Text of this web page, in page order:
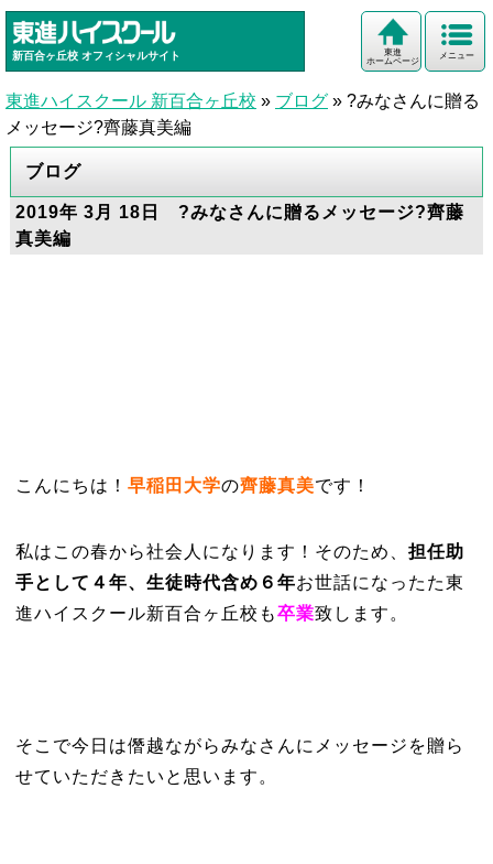
新百合ヶ丘校 オフィシャルサイト メニュー
東進
ホームページ
東進ハイスクール 新百合ヶ丘校 » ブログ » ?みなさんに贈る
メッセージ?齊藤真美編
ブログ
2019年 3月 18日 ?みなさんに贈るメッセージ?齊藤
真美編
こんにちは！ 早稲田大学の齊藤真美です！
私はこの春から社会人になります！そのため、 担任助
手として４年、生徒時代含め６年お世話になったた東
進ハイスクール新百合ヶ丘校も卒業致します。
そこで今日は僭越ながらみなさんにメッセージを贈ら
せていただきたいと思います。